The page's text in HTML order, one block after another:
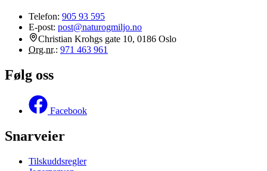
Telefon: 905 93 595
E-post: post@naturogmiljo.no
Christian Krohgs gate 10, 0186 Oslo
Org.nr.: 971 463 961
Følg oss
Facebook
Snarveier
Tilskuddsregler